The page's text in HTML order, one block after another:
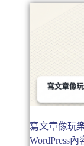
寫文章像玩
WordPress